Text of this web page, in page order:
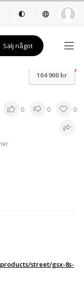
Sälj något
0 0 0
104 900 kr
street/gsx-8s-